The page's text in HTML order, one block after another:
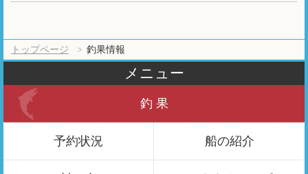
トップページ 釣果情報
メニュー
釣 果
予約状況 船の紹介